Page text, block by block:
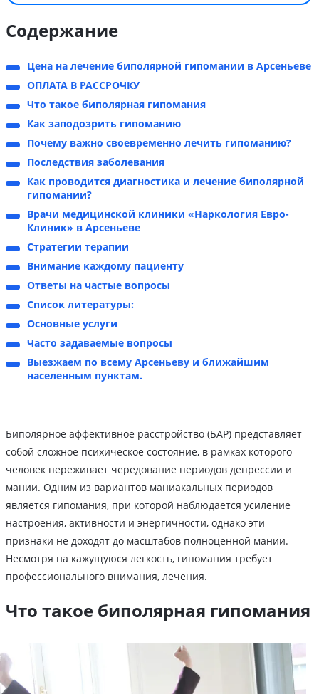
Содержание
Цена на лечение биполярной гипомании в Арсеньеве
ОПЛАТА В РАССРОЧКУ
Что такое биполярная гипомания
Как заподозрить гипоманию
Почему важно своевременно лечить гипоманию?
Последствия заболевания
Как проводится диагностика и лечение биполярной
гипомании?
Врачи медицинской клиники «Наркология Евро-
Клиник» в Арсеньеве
Стратегии терапии
Внимание каждому пациенту
Ответы на частые вопросы
Список литературы:
Основные услуги
Часто задаваемые вопросы
Выезжаем по всему Арсеньеву и ближайшим
населенным пунктам.
Биполярное аффективное расстройство (БАР) представляет
собой сложное психическое состояние, в рамках которого
человек переживает чередование периодов депрессии и
мании. Одним из вариантов маниакальных периодов
является гипомания, при которой наблюдается усиление
настроения, активности и энергичности, однако эти
признаки не доходят до масштабов полноценной мании.
Несмотря на кажущуюся легкость, гипомания требует
профессионального внимания, лечения.
Что такое биполярная гипомания